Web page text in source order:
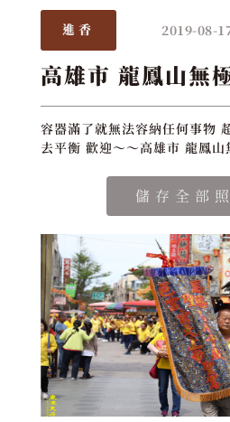
進香 2019-08-
高雄市 龍鳳山無
容器滿了就無法容納任何事物
去平衡 歡迎～～高雄市 龍鳳山
儲存全部